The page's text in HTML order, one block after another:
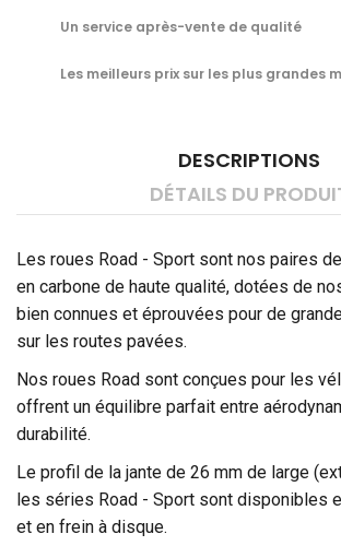
Un service après-vente de qualité
Les meilleurs prix sur les plus grandes
DESCRIPTIONS
DÉTAILS DU
Les roues Road - Sport sont nos paires
en carbone de haute qualité, dotées de
bien connues et éprouvées pour de
sur les routes pavées.
Nos roues Road sont conçues pour les
offrent un équilibre parfait entre
durabilité.
Le profil de la jante de 26 mm de large
les séries Road - Sport sont disponibles
et en frein à disque.